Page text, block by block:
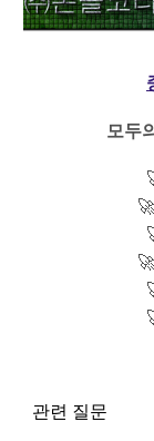
모두
🚀
🚀
관련 질문